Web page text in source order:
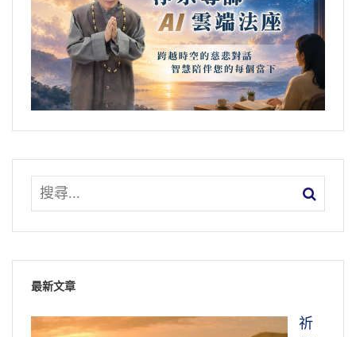
最新文章
祈